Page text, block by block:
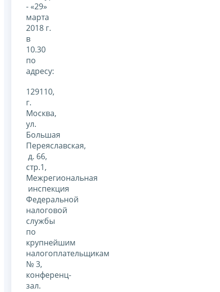
- «29»
марта
2018 г.
в
10.30
по
адресу:
129110,
г.
Москва,
ул.
Большая
Переяславская,
д. 66,
стр.1,
Межрегиональная
инспекция
Федеральной
налоговой
службы
по
крупнейшим
налогоплательщикам
№ 3,
конференц-
зал.